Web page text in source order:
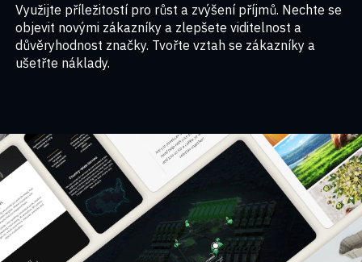
Využijte příležitostí pro růst a zvýšení příjmů. Nechte se
objevit novými zákazníky a zlepšete viditelnost a
důvěryhodnost značky. Tvořte vztah se zákazníky a
ušetřte náklady.